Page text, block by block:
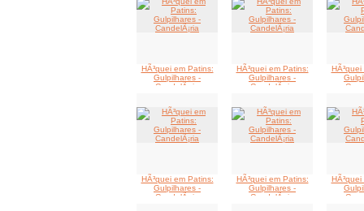
HÃ³quei em Patins:
Gulpilhares -
CandelÃ¡ria
HÃ³quei em Patins:
Gulpilhares -
CandelÃ¡ria
HÃ³quei em Patins:
Gulpilhares -
CandelÃ¡ria
HÃ³quei em Patins:
Gulpilhares -
CandelÃ¡ria